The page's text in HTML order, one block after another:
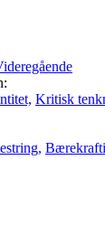
Kritisk